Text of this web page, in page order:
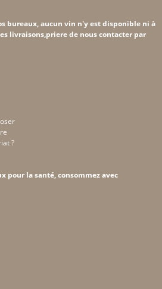
bureaux, aucun vin n'y est disponible ni à
livraisons,priere de nous contacter par
?
pour la santé, consommez avec